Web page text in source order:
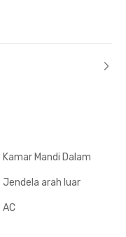
Kamar Mandi Dalam
Jendela arah luar
AC